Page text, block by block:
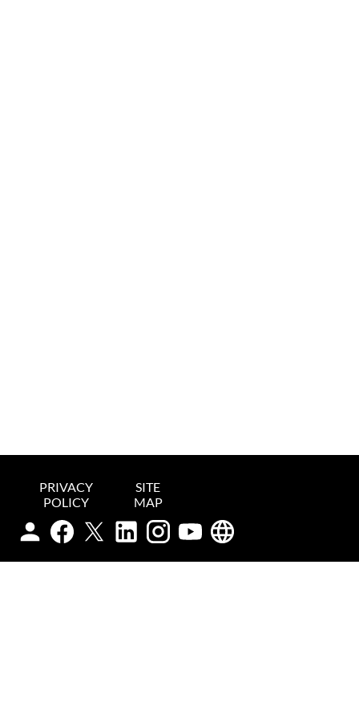
PRIVACY
POLICY
SITE
MAP